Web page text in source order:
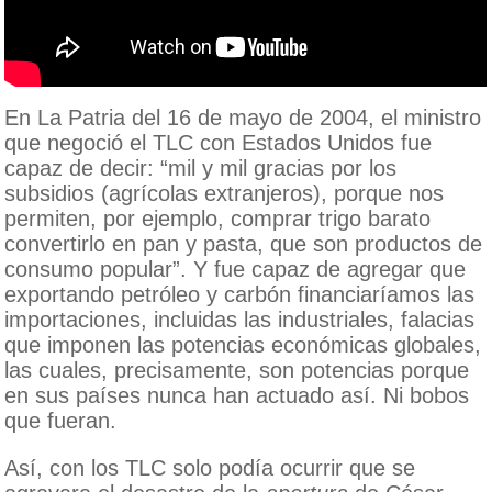
En La Patria del 16 de mayo de 2004, el ministro
que negoció el TLC con Estados Unidos fue
capaz de decir: “mil y mil gracias por los
subsidios (agrícolas extranjeros), porque nos
permiten, por ejemplo, comprar trigo barato
convertirlo en pan y pasta, que son productos de
consumo popular”. Y fue capaz de agregar que
exportando petróleo y carbón financiaríamos las
importaciones, incluidas las industriales, falacias
que imponen las potencias económicas globales,
las cuales, precisamente, son potencias porque
en sus países nunca han actuado así. Ni bobos
que fueran.
Así, con los TLC solo podía ocurrir que se